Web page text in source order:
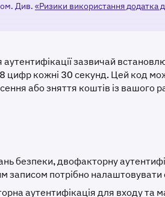
Див. «Ризики використання додатка
зазвичай
цифр кожні 30 секунд. Цей код
або зняття коштів із
безпеки, двофакторну
записом потрібно
аутентифікація для входу та